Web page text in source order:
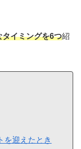
イミングを6つ紹
を迎えたとき